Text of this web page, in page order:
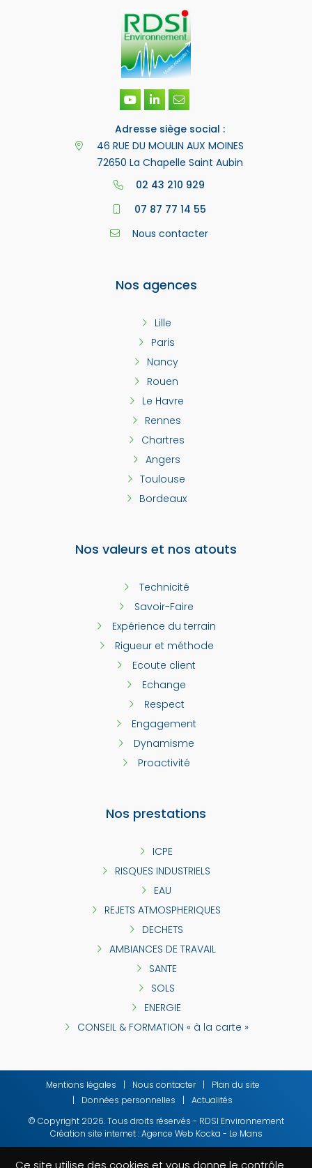
Adresse siège social :
46 RUE DU MOULIN AUX MOINES
72650 La Chapelle Saint Aubin
02 43 210 929
07 87 77 14 55
Nous contacter
Nos agences
Lille
Paris
Nancy
Rouen
Le Havre
Rennes
Chartres
Angers
Toulouse
Bordeaux
Nos valeurs et nos atouts
Technicité
Savoir-Faire
Expérience du terrain
Rigueur et méthode
Ecoute client
Echange
Respect
Engagement
Dynamisme
Proactivité
Nos prestations
ICPE
RISQUES INDUSTRIELS
EAU
REJETS ATMOSPHERIQUES
DECHETS
AMBIANCES DE TRAVAIL
SANTE
SOLS
ENERGIE
CONSEIL & FORMATION « à la carte »
Mentions légales Nous contacter
Plan du site
Données personnelles
Actualités
© Copyright 2026. Tous droits réservés - RDSI Environnement
Création site internet : Agence Web Kocka - Le Mans
Ce site utilise des cookies et vous donne le contrôle